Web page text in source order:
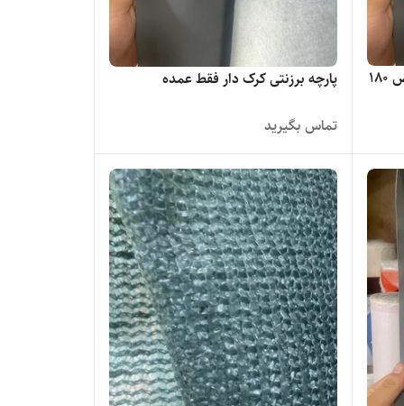
پارچه برزنت کرک دار درجه یک عرض ۱۸۰ پارچه برزنتی کرک دار فقط عمده
تماس بگیرید